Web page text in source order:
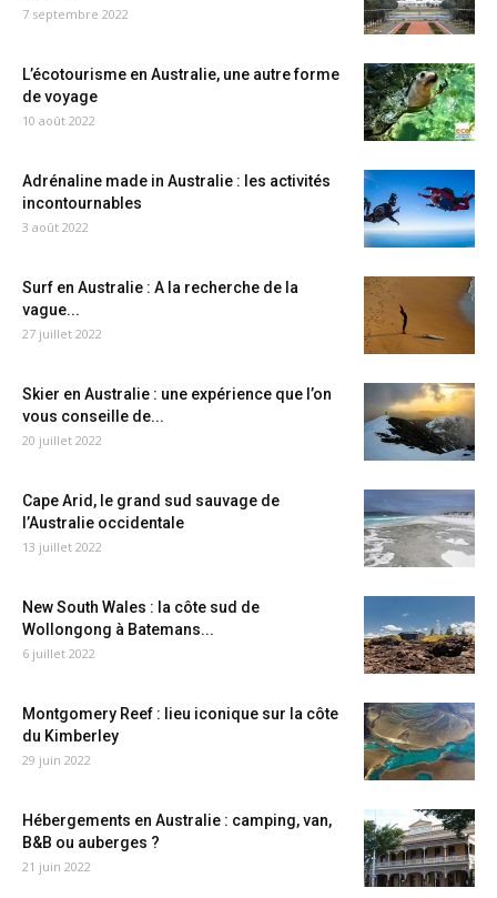
7 septembre 2022
L’écotourisme en Australie, une autre forme
de voyage
10 août 2022
Adrénaline made in Australie : les activités
incontournables
3 août 2022
Surf en Australie : A la recherche de la
vague...
27 juillet 2022
Skier en Australie : une expérience que l’on
vous conseille de...
20 juillet 2022
Cape Arid, le grand sud sauvage de
l’Australie occidentale
13 juillet 2022
New South Wales : la côte sud de
Wollongong à Batemans...
6 juillet 2022
Montgomery Reef : lieu iconique sur la côte
du Kimberley
29 juin 2022
Hébergements en Australie : camping, van,
B&B ou auberges ?
21 juin 2022